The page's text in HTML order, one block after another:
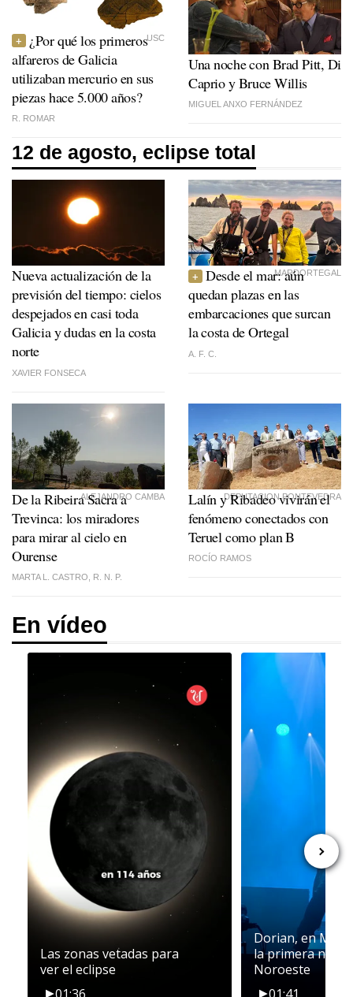
USC
¿Por qué los primeros
alfareros de Galicia
utilizaban mercurio en sus
piezas hace 5.000 años?
R. ROMAR
Una noche con Brad Pitt, Di
Caprio y Bruce Willis
MIGUEL ANXO FERNÁNDEZ
12 de agosto, eclipse total
Nueva actualización de la
previsión del tiempo: cielos
despejados en casi toda
Galicia y dudas en la costa
norte
XAVIER FONSECA
MARDORTEGAL
Desde el mar: aún
quedan plazas en las
embarcaciones que surcan
la costa de Ortegal
A. F. C.
ALEJANDRO CAMBA
De la Ribeira Sacra a
Trevinca: los miradores
para mirar al cielo en
Ourense
MARTA L. CASTRO, R. N. P.
DEPUTACION PONTEVEDRA
Lalín y Ribadeo vivirán el
fenómeno conectados con
Teruel como plan B
ROCÍO RAMOS
En vídeo
Las zonas vetadas para
ver el eclipse
Dorian, en
la primera
Noroeste